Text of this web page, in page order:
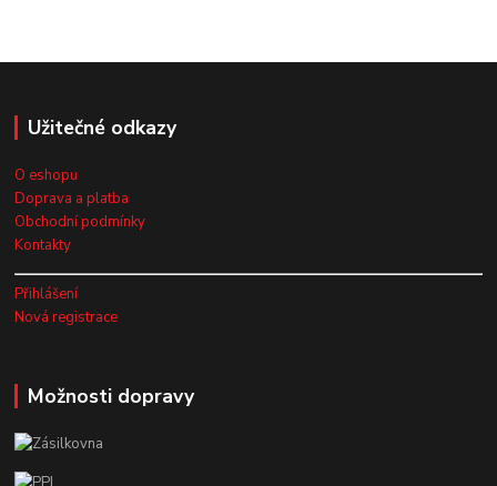
Užitečné odkazy
O eshopu
Doprava a platba
Obchodní podmínky
Kontakty
Přihlášení
Nová registrace
Možnosti dopravy